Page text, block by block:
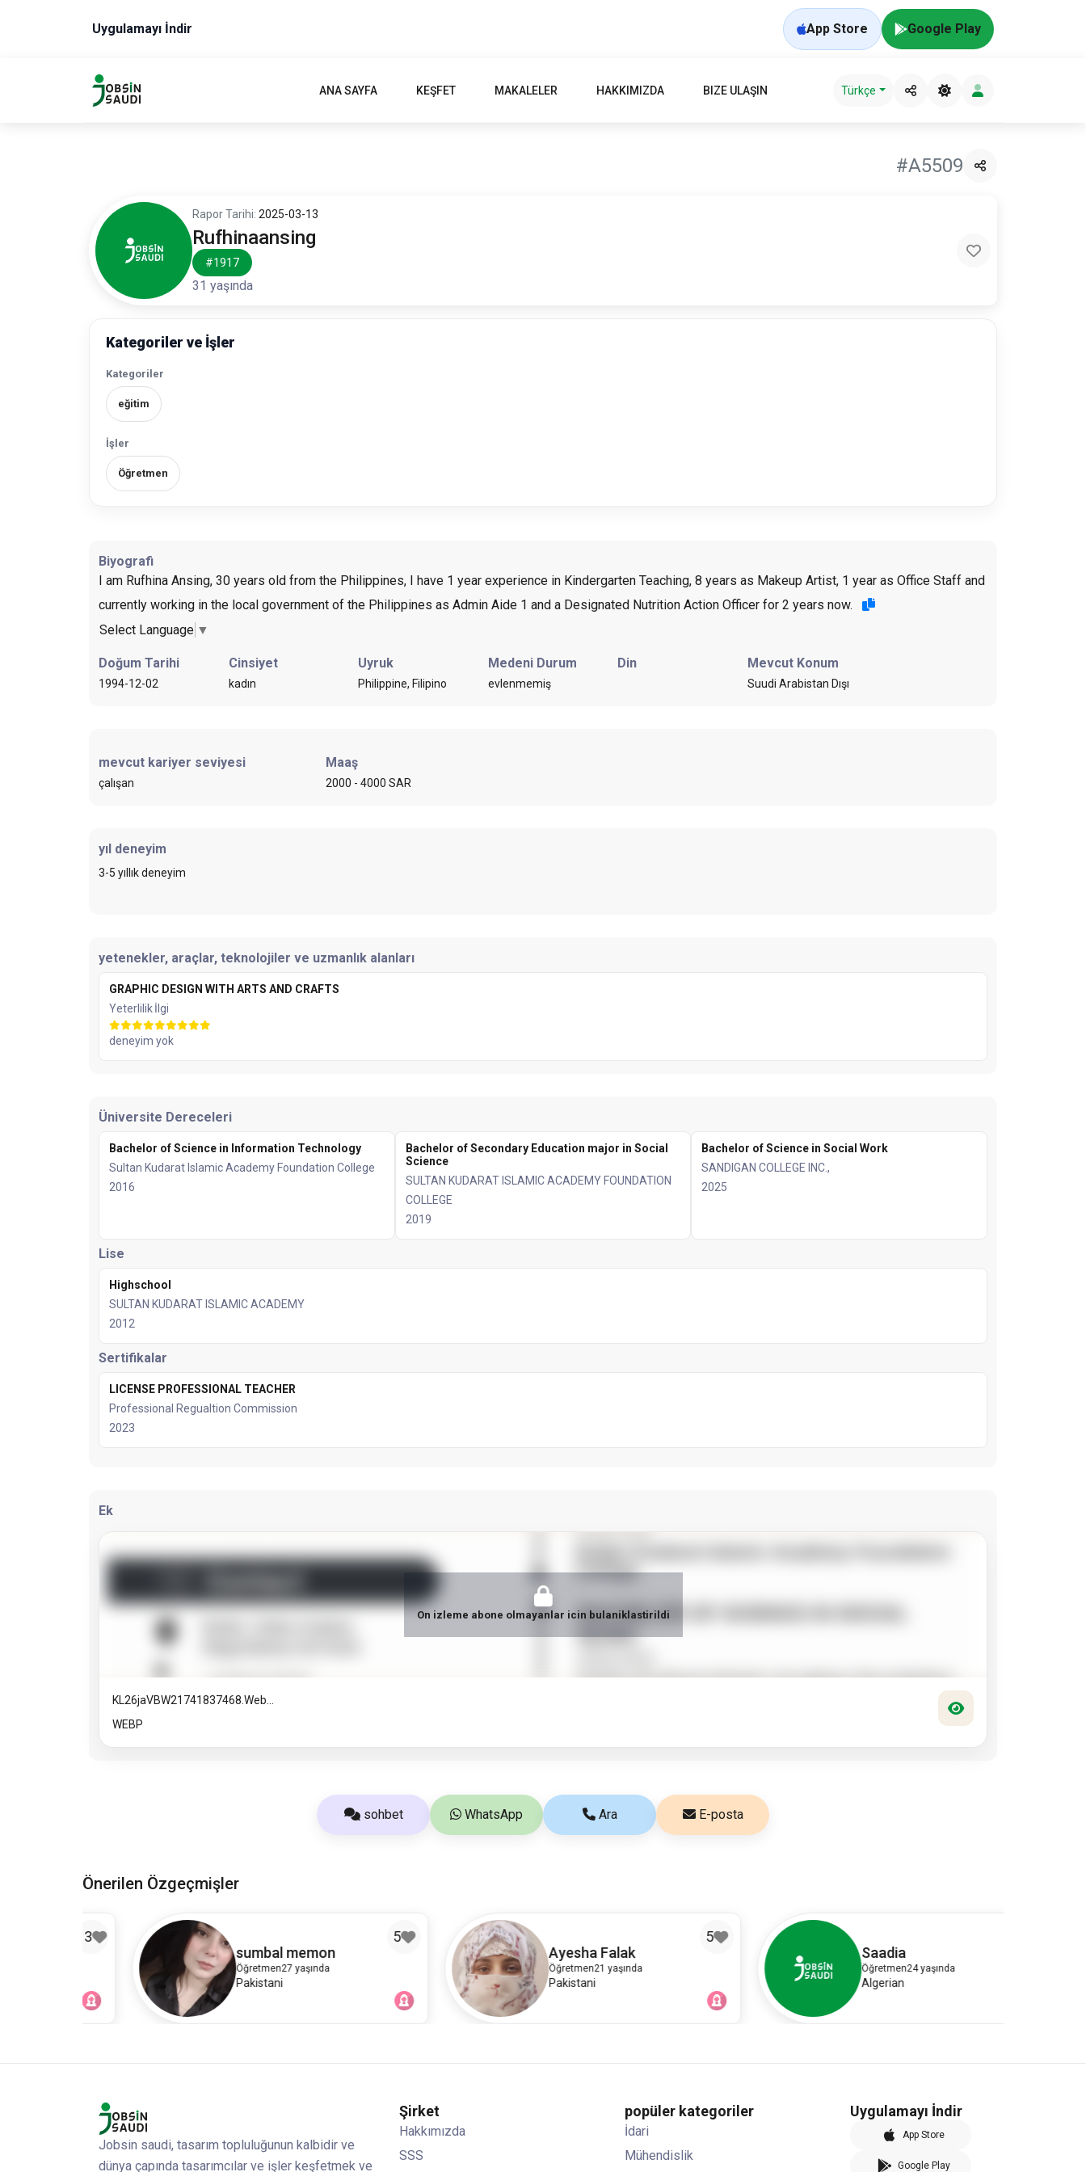
Uygulamayı İndir App Store Google Play
ANA SAYFA KEŞFET MAKALELER HAKKIMIZDA BIZE ULAŞIN Türkçe
#A5509
Rapor Tarihi: 2025-03-13
Rufhinaansing
#1917
31 yaşında
Kategoriler ve İşler
Kategoriler
eğitim
İşler
Öğretmen
Biyografi
I am Rufhina Ansing, 30 years old from the Philippines, I have 1 year experience in Kindergarten Teaching, 8 years as Makeup Artist, 1 year as Office Staff and
currently working in the local government of the Philippines as Admin Aide 1 and a Designated Nutrition Action Officer for 2 years now.
Select Language ▼
Doğum Tarihi
1994-12-02
Cinsiyet
kadın
Uyruk
Philippine, Filipino
Medeni Durum
evlenmemiş
Din Mevcut Konum
Suudi Arabistan Dışı
mevcut kariyer seviyesi
çalışan
Maaş
2000 - 4000 SAR
yıl deneyim
3-5 yıllık deneyim
yetenekler, araçlar, teknolojiler ve uzmanlık alanları
GRAPHIC DESIGN WITH ARTS AND CRAFTS
Yeterlilikİlgi
deneyim yok
Üniversite Dereceleri
Bachelor of Science in Information Technology
Sultan Kudarat Islamic Academy Foundation College
2016
Bachelor of Secondary Education major in Social
Science
SULTAN KUDARAT ISLAMIC ACADEMY FOUNDATION
COLLEGE
2019
Bachelor of Science in Social Work
SANDIGAN COLLEGE INC.,
2025
Lise
Highschool
SULTAN KUDARAT ISLAMIC ACADEMY
2012
Sertifikalar
LICENSE PROFESSIONAL TEACHER
Professional Regualtion Commission
2023
Ek
On izleme abone olmayanlar icin bulaniklastirildi
KL26jaVBW21741837468.web...
WEBP
sohbet WhatsApp Ara E-posta
Önerilen Özgeçmişler
sumbal memon
Öğretmen 27 yaşında
Pakistani
Ayesha Falak
Öğretmen 21 yaşında
Pakistani
Saadia
Öğretmen 24 yaşında
Algerian
Jobsin saudi, tasarım topluluğunun kalbidir ve
dünya çapında tasarımcılar ve işler keşfetmek ve
Şirket
Hakkımızda
SSS
popüler kategoriler
İdari
Mühendislik
Uygulamayı İndir
App Store
Google Play